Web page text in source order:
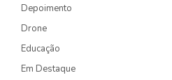
Depoimento
Drone
Educação
Em Destaque